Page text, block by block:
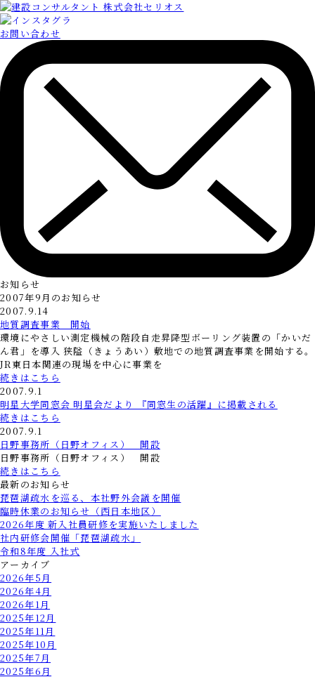
お問い合わせ
お知らせ
2007年9月のお知らせ
2007.9.14
地質調査事業 開始
環境にやさしい測定機械の階段自走昇降型ボーリング装置の「かいだ
ん君」を導入 狭隘（きょうあい）敷地での地質調査事業を開始する。
JR東日本関連の現場を中心に事業を
続きはこちら
2007.9.1
明星大学同窓会 明星会だより 『同窓生の活躍』に掲載される
続きはこちら
2007.9.1
日野事務所（日野オフィス） 開設
日野事務所（日野オフィス） 開設
続きはこちら
最新のお知らせ
琵琶湖疏水を巡る、本社野外会議を開催
臨時休業のお知らせ（西日本地区）
2026年度 新入社員研修を実施いたしました
社内研修会開催「琵琶湖疏水」
令和8年度 入社式
アーカイブ
2026年5月
2026年4月
2026年1月
2025年12月
2025年11月
2025年10月
2025年7月
2025年6月